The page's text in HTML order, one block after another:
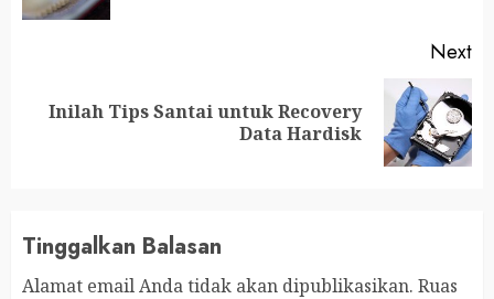
Next
Next
Inilah Tips Santai untuk Recovery
Data Hardisk
Tinggalkan Balasan
Alamat email Anda tidak akan dipublikasikan. Ruas